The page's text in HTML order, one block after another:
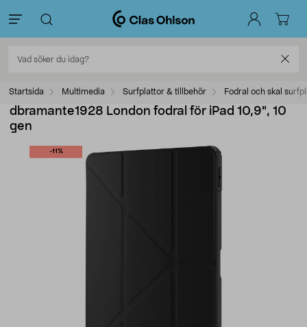
Startsida Multimedia Surfplattor & tillbehör Fodral och skal
dbramante1928 London fodral för iPad 10,9", 10
gen
-11%